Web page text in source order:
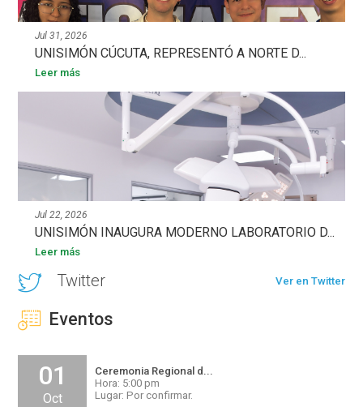
Jul 31, 2026
UNISIMÓN CÚCUTA, REPRESENTÓ A NORTE D...
Leer más
Jul 22, 2026
UNISIMÓN INAUGURA MODERNO LABORATORIO D...
Leer más
Twitter Ver en Twitter
Eventos
01
Oct
Ceremonia Regional d...
Hora: 5:00 pm
Lugar: Por confirmar.